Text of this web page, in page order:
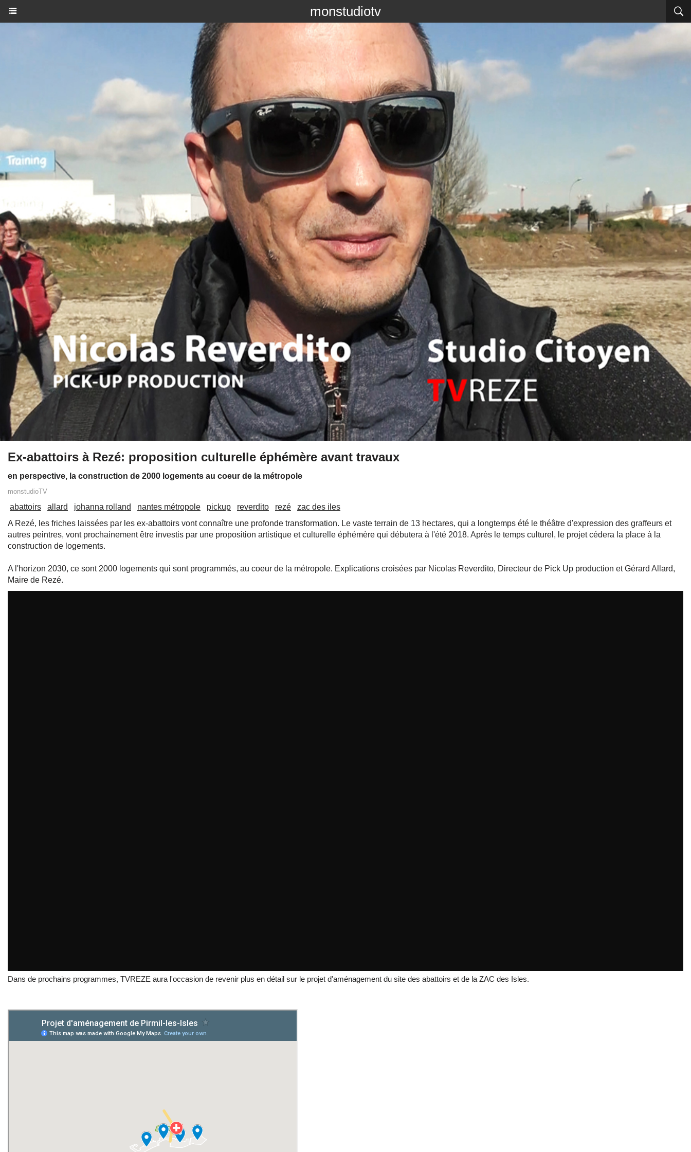
monstudiotv
Ex-abattoirs à Rezé: proposition culturelle éphémère avant travaux
en perspective, la construction de 2000 logements au coeur de la métropole
monstudioTV
abattoirs allard johanna rolland nantes métropole pickup reverdito rezé
zac des iles
A Rezé, les friches laissées par les ex-abattoirs vont connaître une profonde transformation. Le vaste terrain de 13 hectares, qui a longtemps été le théâtre d'expression des graffeurs et
autres peintres, vont prochainement être investis par une proposition artistique et culturelle éphémère qui débutera à l'été 2018. Après le temps culturel, le projet cédera la place à la
construction de logements.
A l'horizon 2030, ce sont 2000 logements qui sont programmés, au coeur de la métropole. Explications croisées par Nicolas Reverdito, Directeur de Pick Up production et Gérard Allard,
Maire de Rezé.
Dans de prochains programmes, TVREZE aura l'occasion de revenir plus en détail sur le projet d'aménagement du site des abattoirs et de la ZAC des Isles.